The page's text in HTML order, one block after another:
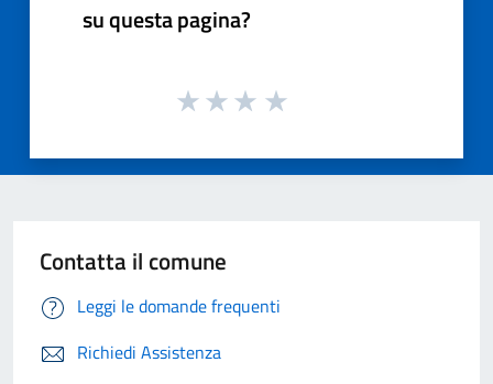
su questa pagina?
Contatta il comune
Leggi le domande frequenti
Richiedi Assistenza